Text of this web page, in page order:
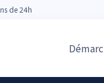
de 24h